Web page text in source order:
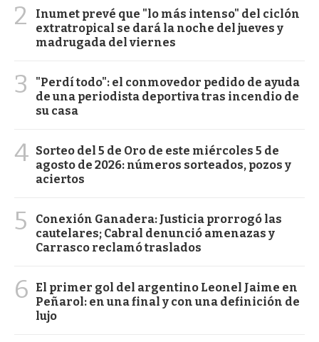
2
Inumet prevé que "lo más intenso" del ciclón
extratropical se dará la noche del jueves y
madrugada del viernes
3
"Perdí todo": el conmovedor pedido de ayuda
de una periodista deportiva tras incendio de
su casa
4 Sorteo del 5 de Oro de este miércoles 5 de
agosto de 2026: números sorteados, pozos y
aciertos
5
Conexión Ganadera: Justicia prorrogó las
cautelares; Cabral denunció amenazas y
Carrasco reclamó traslados
6
El primer gol del argentino Leonel Jaime en
Peñarol: en una final y con una definición de
lujo